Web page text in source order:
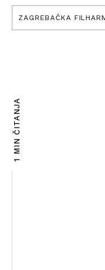
ZAGREBAČKA
1 MIN ČITANJA